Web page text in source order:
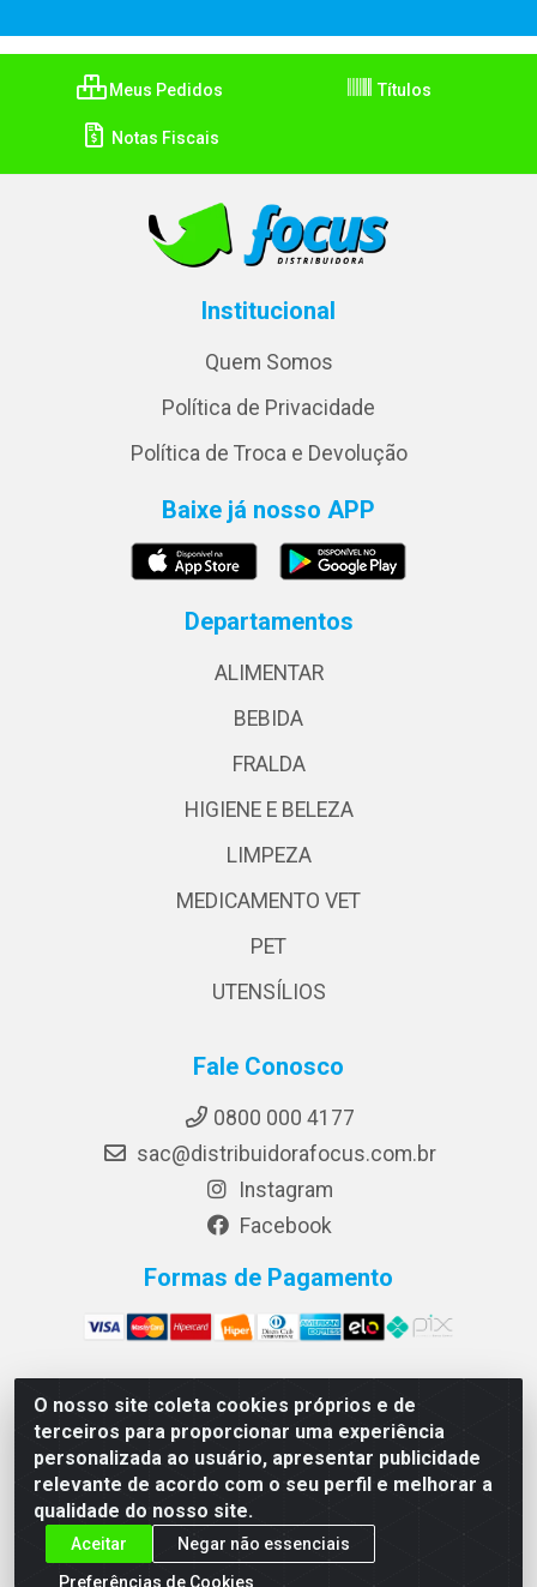
O nosso site coleta cookies próprios e de
terceiros para proporcionar uma experiência
personalizada ao usuário, apresentar publicidade
relevante de acordo com o seu perfil e melhorar a
qualidade do nosso site.
Aceitar
Negar não essenciais
Preferências de Cookies
Meus Pedidos Títulos
Notas Fiscais
Institucional
Quem Somos
Política de Privacidade
Política de Troca e Devolução
Baixe já nosso APP
Departamentos
ALIMENTAR
BEBIDA
FRALDA
HIGIENE E BELEZA
LIMPEZA
MEDICAMENTO VET
PET
UTENSÍLIOS
Fale Conosco
0800 000 4177
sac@distribuidorafocus.com.br
Instagram
Facebook
Formas de Pagamento
Focus Distribuidora LTDA - Rua Republica Eslovaca, 1121 -
Muribeca, Jaboatão dos Guararapes/PE - CEP 54350-195 -
CNPJ 10.960.053/0001-08